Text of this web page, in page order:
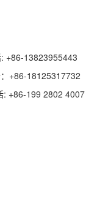
4007 微信: